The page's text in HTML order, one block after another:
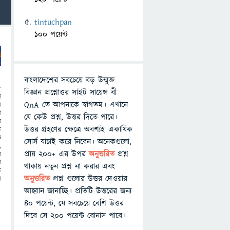
tintuchpan
100 পয়েন্ট
বাংলাদেশের সবচেয়ে বড় উন্মুক্ত
বিজ্ঞান প্রশ্নোত্তর সাইট সায়েন্স বী
QnA তে আপনাকে স্বাগতম। এখানে
যে কেউ প্রশ্ন, উত্তর দিতে পারে।
উত্তর গ্রহণের ক্ষেত্রে অবশ্যই একাধিক
সোর্স যাচাই করে নিবেন। অনেকগুলো,
প্রায় ২০০+ এর উপরঅনুত্তরিতপ্রশ্ন
থাকায় নতুন প্রশ্ন না করার এবং
অনুত্তরিত প্রশ্ন গুলোর উত্তর দেওয়ার
আহ্বান জানাচ্ছি। প্রতিটি উত্তরের জন্য
৪০ পয়েন্ট, যে সবচেয়ে বেশি উত্তর
দিবে সে ২০০ পয়েন্ট বোনাস পাবে।